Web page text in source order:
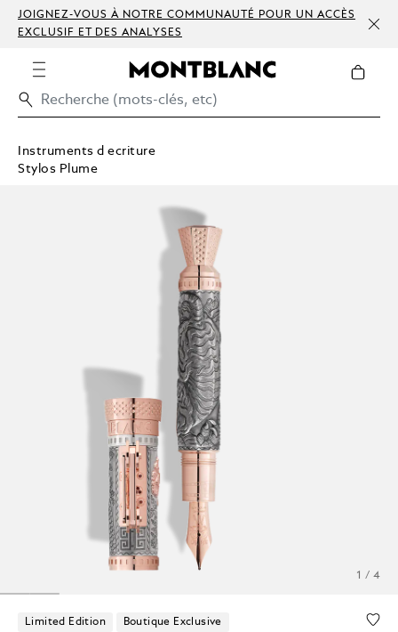
JOIGNEZ-VOUS À NOTRE COMMUNAUTÉ POUR UN ACCÈS
EXCLUSIF ET DES ANALYSES
Instruments d ecriture
Stylos Plume
1 / 4
Limited Edition Boutique Exclusive